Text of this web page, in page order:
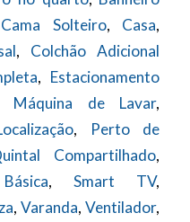
Cama Solteiro, Casa,
, Colchão Adicional
, Estacionamento
Máquina de Lavar,
,
Perto de
Compartilhado,
,Smart TV,
,Varanda,Ventilador,